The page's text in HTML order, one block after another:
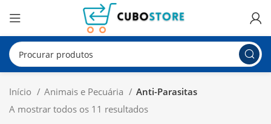
Início Animais e Pecuária
Anti-Parasitas
A mostrar todos os 11 resultados